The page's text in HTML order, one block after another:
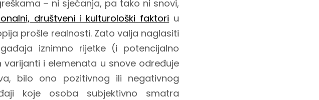
– ni sjećanja, pa tako ni snovi,
društveni i kulturološki faktori u
prošle realnosti. Zato valja naglasiti
iznimno rijetke (i potencijalno
i elemenata u snove određuje
bilo ono pozitivnog ili negativnog
koje osoba subjektivno smatra